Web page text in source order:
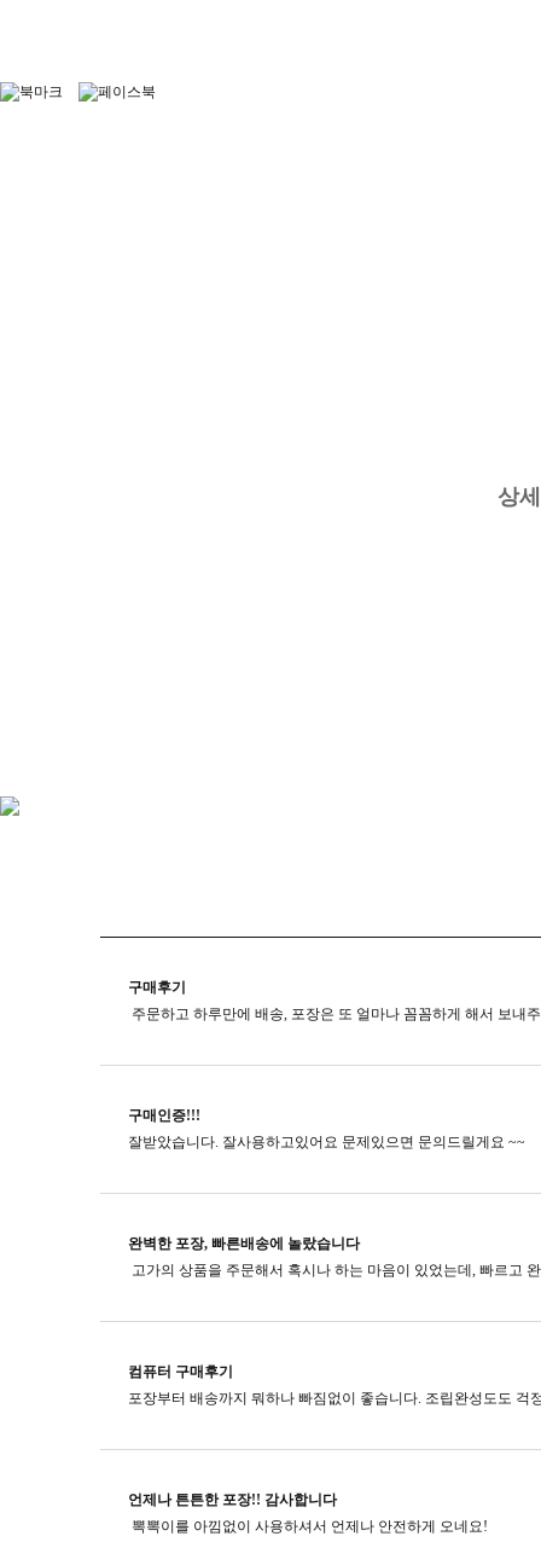
상
구매후기
구매인증!!!
잘받았습니다. 잘사용하고있어요 문제있으면 문의드릴게요 ~~
완벽한 포장, 빠른배송에 놀랐습니다
컴퓨터 구매후기
포장부터 배송까지 뭐하나 빠짐없이 좋습니다. 조립완성도도 걱
언제나 튼튼한 포장!! 감사합니다
뽁뽁이를 아낌없이 사용하셔서 언제나 안전하게 오네요!